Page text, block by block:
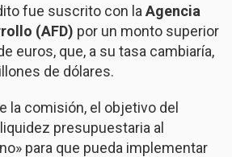
fue suscrito con la Agencia
(AFD) por un monto superior
euros, que, a su tasa cambiaría,
de dólares.
la comisión, el objetivo del
presupuestaria al
para que pueda implementar